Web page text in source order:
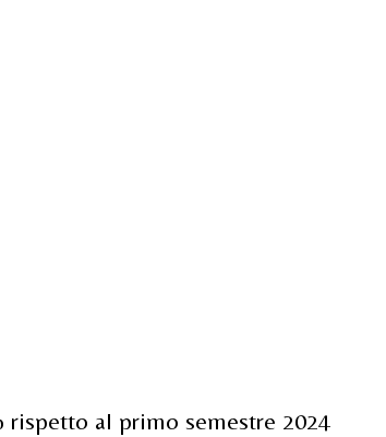
al primo semestre 2024